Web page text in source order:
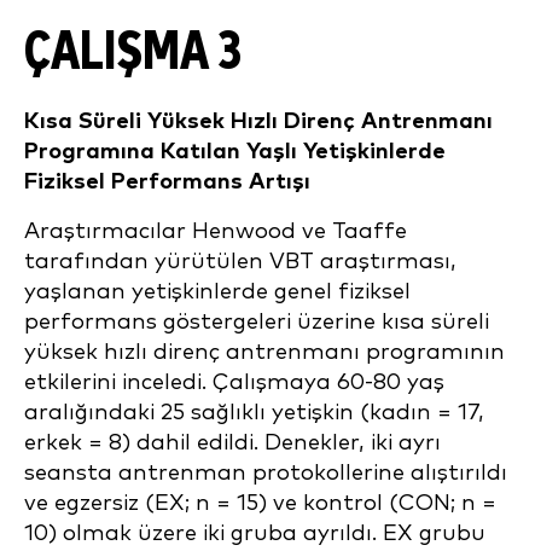
ÇALIŞMA 3
Kısa Süreli Yüksek Hızlı Direnç Antrenmanı
Programına Katılan Yaşlı Yetişkinlerde
Fiziksel Performans Artışı
Araştırmacılar Henwood ve Taaffe
tarafından yürütülen VBT araştırması,
yaşlanan yetişkinlerde genel fiziksel
performans göstergeleri üzerine kısa süreli
yüksek hızlı direnç antrenmanı programının
etkilerini inceledi. Çalışmaya 60-80 yaş
aralığındaki 25 sağlıklı yetişkin (kadın = 17,
erkek = 8) dahil edildi. Denekler, iki ayrı
seansta antrenman protokollerine alıştırıldı
ve egzersiz (EX; n = 15) ve kontrol (CON; n =
10) olmak üzere iki gruba ayrıldı. EX grubu